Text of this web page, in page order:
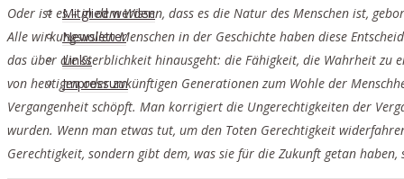
Mitglied werden
Newsletter
Links
Impressum
Oder ist es – in dem Wissen, dass es die Natur des Menschen ist,
Alle wirkungsvollen Menschen in der Geschichte haben diese
das über die Sterblichkeit hinausgeht: die Fähigkeit, die Wahrheit zu
von heutigen oder zukünftigen Generationen zum Wohle der
Vergangenheit schöpft. Man korrigiert die Ungerechtigkeiten der
wurden. Wenn man etwas tut, um den Toten Gerechtigkeit
Gerechtigkeit, sondern gibt dem, was sie für die Zukunft getan haben,